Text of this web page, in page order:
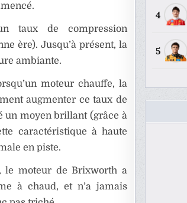
taux de compression
ère). Jusqu’à présent, la
ambiante.
moteur chauffe, la
augmenter ce taux de
un moyen brillant (grâce à
caractéristique à haute
en piste.
le moteur de Brixworth a
à chaud, et n’a jamais
4
5